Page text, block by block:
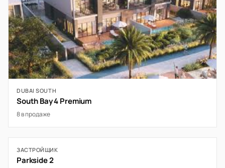
DUBAI SOUTH
South Bay 4 Premium
8 в продаже
ЗАСТРОЙЩИК
Parkside 2